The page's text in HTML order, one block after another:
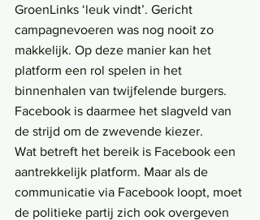
GroenLinks ‘leuk vindt’. Gericht
campagnevoeren was nog nooit zo
makkelijk. Op deze manier kan het
platform een rol spelen in het
binnenhalen van twijfelende burgers.
Facebook is daarmee het slagveld van
de strijd om de zwevende kiezer.
Wat betreft het bereik is Facebook een
aantrekkelijk platform. Maar als de
communicatie via Facebook loopt, moet
de politieke partij zich ook overgeven